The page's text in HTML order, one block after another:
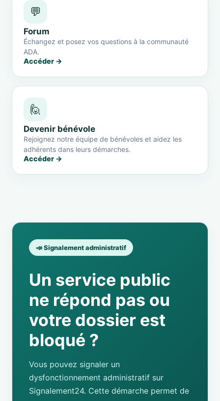
💬
Forum
Échangez et posez vos questions à la communauté
ADA.
Accéder →
🙋
Devenir bénévole
Rejoignez notre équipe de bénévoles et aidez les
adhérents dans leurs démarches.
Accéder →
📣 Signalement administratif
Un service public
ne répond pas ou
votre dossier est
bloqué ?
Vous pouvez signaler un
dysfonctionnement administratif sur
Signalement24. Cette démarche permet de